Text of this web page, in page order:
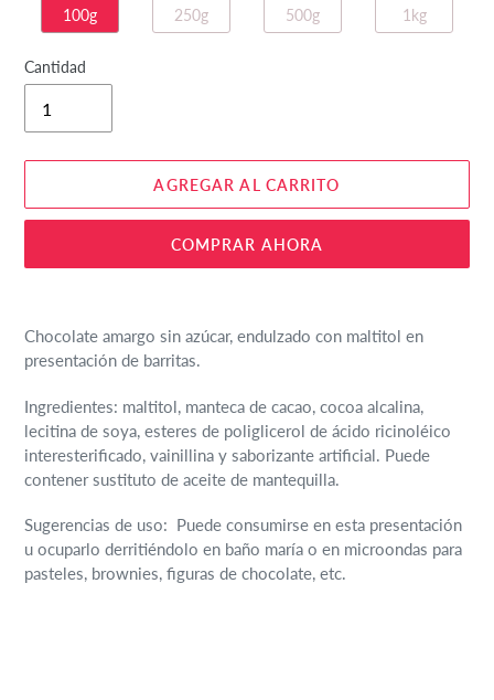
100g 250g 500g 1kg
Cantidad
AGREGAR AL CARRITO
COMPRAR AHORA
el
producto
a
tu
carrito
de
compra
Chocolate amargo sin azúcar, endulzado con maltitol en
presentación de barritas.
Ingredientes: maltitol, manteca de cacao, cocoa alcalina,
lecitina de soya, esteres de poliglicerol de ácido ricinoléico
interesterificado, vainillina y saborizante artificial. Puede
contener sustituto de aceite de mantequilla.
Sugerencias de uso: Puede consumirse en esta presentación
u ocuparlo derritiéndolo en baño maría o en microondas para
pasteles, brownies, figuras de chocolate, etc.